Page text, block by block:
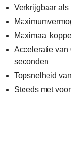
Verkrijgbaar als
Maximaal
Acceleratie van
seconden
Topsnelheid
Steeds met